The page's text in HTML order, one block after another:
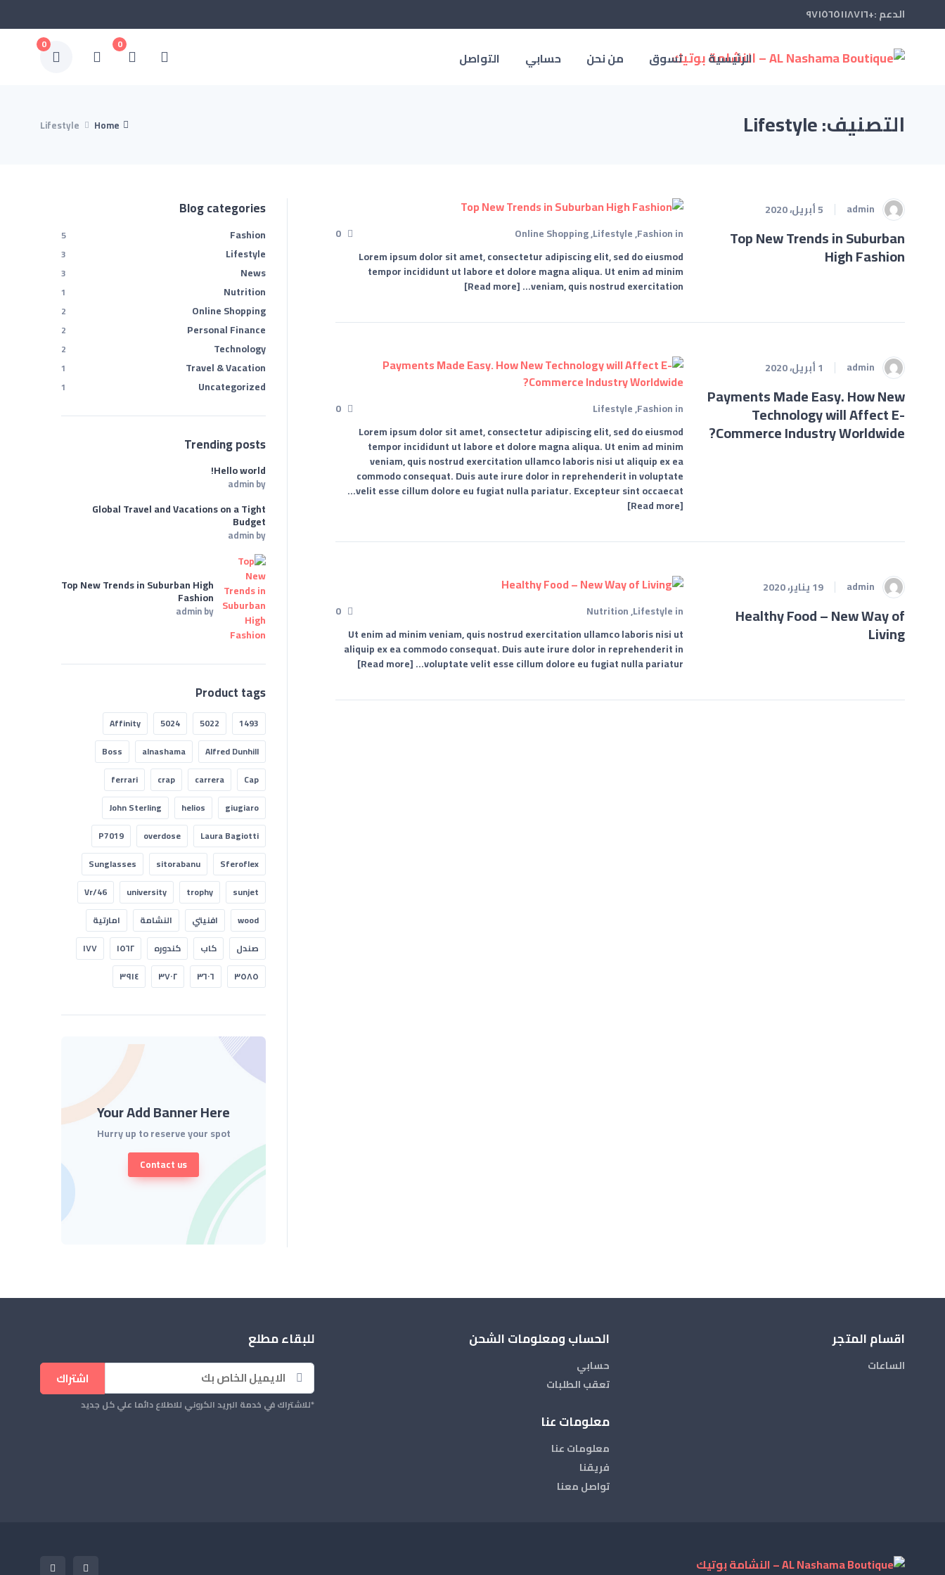
الدعم :+٩٧١٥٦٥١١٨٧١٦
0
0
الرئيسية تسوق من نحن حسابي التواصل
Home
Lifestyle التصنيف: Lifestyle
5 أبريل، 2020
Top New Trends in Suburban
High Fashion
in
Fashion
,
Lifestyle
,
Online Shopping
0
Lorem ipsum dolor sit amet, consectetur adipiscing elit, sed do eiusmod
tempor incididunt ut labore et dolore magna aliqua. Ut enim ad minim
veniam, quis nostrud exercitation…
[Read more]
1 أبريل، 2020
Payments Made Easy. How New
Technology will Affect E-
Commerce Industry Worldwide?
in
Fashion
,
Lifestyle
0
Lorem ipsum dolor sit amet, consectetur adipiscing elit, sed do eiusmod
tempor incididunt ut labore et dolore magna aliqua. Ut enim ad minim
veniam, quis nostrud exercitation ullamco laboris nisi ut aliquip ex ea
commodo consequat. Duis aute irure dolor in reprehenderit in voluptate
velit esse cillum dolore eu fugiat nulla pariatur. Excepteur sint occaecat…
[Read more]
19 يناير، 2020
Healthy Food – New Way of
Living
in
Lifestyle
,
Nutrition
0
Ut enim ad minim veniam, quis nostrud exercitation ullamco laboris nisi ut
aliquip ex ea commodo consequat. Duis aute irure dolor in reprehenderit in
voluptate velit esse cillum dolore eu fugiat nulla pariatur…
[Read more]
Blog categories
Fashion
5
Lifestyle
3
News
3
Nutrition
1
Online Shopping
2
Personal Finance
2
Technology
2
Travel & Vacation
1
Uncategorized
1
Trending posts
Hello world!
by
admin
Global Travel and Vacations on a Tight
Budget
by
admin
Top New Trends in Suburban High
Fashion
by
admin
Product tags
1493
5022
5024
Affinity
Alfred Dunhill
alnashama
Boss
Cap
carrera
crap
ferrari
giugiaro
helios
John Sterling
Laura Bagiotti
overdose
P7019
Sferoflex
sitorabanu
Sunglasses
sunjet
trophy
university
Vr/46
wood
افنيتي النشامة
امارتية
صندل
كاب كندوره ١٥٦٢
١٧٧
٣٥٨٥
٣٦٠٦ ٣٧٠٢ ٣٩١٤
Your Add Banner Here
Hurry up to reserve your spot
Contact us
اقسام المتجر
الساعات
الحساب ومعلومات الشحن
حسابي
تعقب الطلبات
معلومات عنا
معلومات عنا
فريقنا
تواصل معنا
للبقاء مطلع
اشتراك
*للاشتراك في خدمة البريد الكروني للاطلاع دائما علي كل جديد